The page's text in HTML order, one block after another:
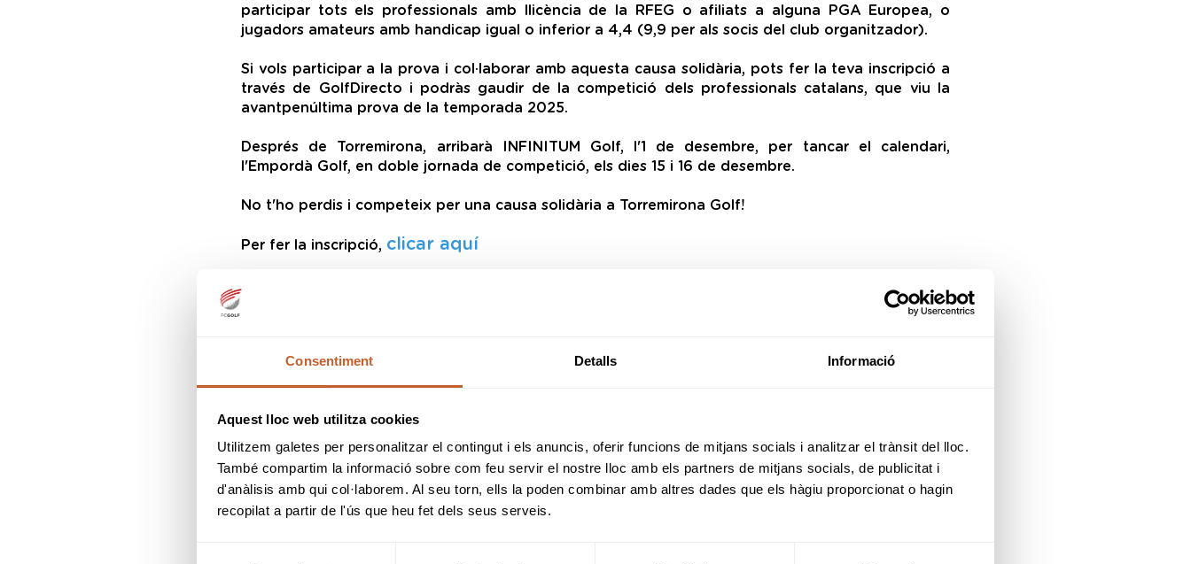
Consentiment Detalls Informació
Aquest lloc web utilitza cookies
Utilitzem galetes per personalitzar el contingut i els anuncis, oferir funcions de mitjans socials i analitzar el trànsit del lloc.
També compartim la informació sobre com feu servir el nostre lloc amb els partners de mitjans socials, de publicitat i
d'anàlisis amb qui col·laborem. Al seu torn, ells la poden combinar amb altres dades que els hàgiu proporcionat o hagin
recopilat a partir de l'ús que heu fet dels seus serveis.
participar tots els professionals amb llicència de la RFEG o afiliats a alguna PGA Europea, o
jugadors amateurs amb handicap igual o inferior a 4,4 (9,9 per als socis del club organitzador).
Si vols participar a la prova i col·laborar amb aquesta causa solidària, pots fer la teva inscripció a
través de GolfDirecto i podràs gaudir de la competició dels professionals catalans, que viu la
avantpenúltima prova de la temporada 2025.
Després de Torremirona, arribarà INFINITUM Golf, l'1 de desembre, per tancar el calendari,
l'Empordà Golf, en doble jornada de competició, els dies 15 i 16 de desembre.
No t'ho perdis i competeix per una causa solidària a Torremirona Golf!
Per fer la inscripció, clicar aquí
tornar a notícies